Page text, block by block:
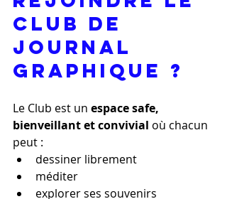
Club de
Journal
Graphique ?
Le Club est un espace safe,
bienveillant et convivial où chacun
peut :
dessiner librement
méditer
explorer ses souvenirs